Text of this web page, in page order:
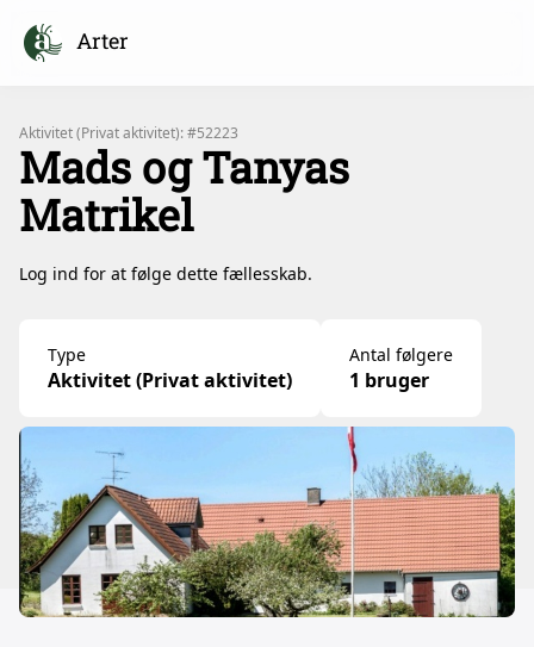
Arter
Aktivitet (Privat aktivitet): #52223
Mads og Tanyas
Matrikel
Log ind for at følge dette fællesskab.
Type
Aktivitet (Privat aktivitet)
Antal følgere
1 bruger